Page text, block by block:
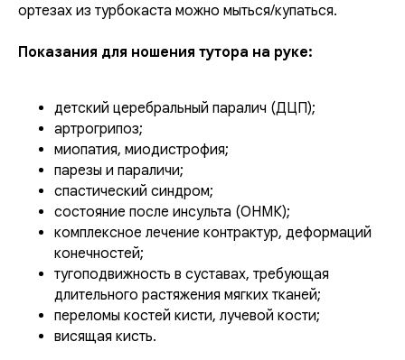
ортезах из турбокаста можно мыться/купаться.
Показания для ношения тутора на руке:
детский церебральный паралич (ДЦП);
артрогрипоз;
миопатия, миодистрофия;
парезы и параличи;
спастический синдром;
состояние после инсульта (ОНМК);
комплексное лечение контрактур, деформаций
конечностей;
тугоподвижность в суставах, требующая
длительного растяжения мягких тканей;
переломы костей кисти, лучевой кости;
висящая кисть.